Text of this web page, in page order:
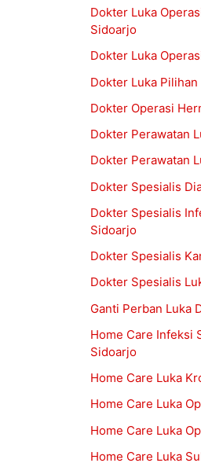
Dokter Luka
Sidoarjo
Dokter Luka
Dokter Luka
Dokter Operasi
Dokter Perawatan
Dokter Perawatan
Dokter Spesialis
Dokter Spesialis
Sidoarjo
Dokter Spesialis
Dokter Spesialis
Ganti Perban Luka
Home Care Infeksi
Sidoarjo
Home Care Luka
Home Care Luka
Home Care Luka
Home Care Luka